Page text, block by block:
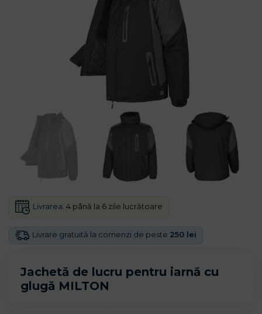
Jachetă de lucru pentru iarnă cu
glugă MILTON
Livrare gratuită la comenzi de peste 250 lei
Livrarea: 4 până la 6 zile lucrătoare